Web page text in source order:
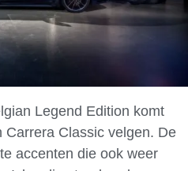
Legend Edition komt
Classic velgen. De
accenten die ook weer